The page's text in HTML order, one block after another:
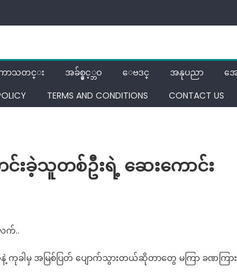
ကာသတင္း အခ်စ္နွင့္ဘဝ ေဗဒင္ အနုပညာ
အ
TERMS AND CONDITIONS CONTACT US
ခဲ့သူတစ်ဦးရဲ့ ဆေးကောင်း
က်ကင်း
က်..
ါမှ အမြစ်ပြတ် ပျောက်သွားတယ်ဆိုတာတွေ မကြာ ခဏကြား